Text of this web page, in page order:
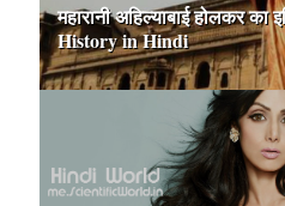
महारानी अहिल्याबाई होलकर
History in Hindi